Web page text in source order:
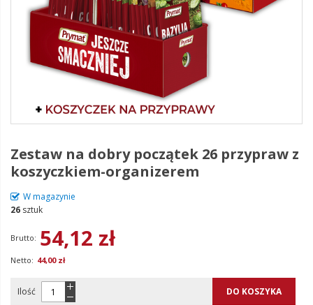
Zestaw na dobry początek 26 przypraw z
koszyczkiem-organizerem
W magazynie
26 sztuk
54,12 zł
44,00 zł
Ilość DO KOSZYKA